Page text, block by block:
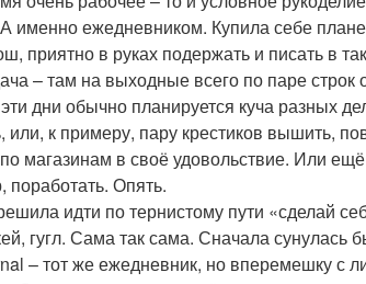
именно ежедневником. Купила себе
приятно в руках подержать и писать в
– там на выходные всего по паре строк
дни обычно планируется куча разных
или, к примеру, пару крестиков вышить,
магазинам в своё удовольствие. Или
поработать. Опять.
идти по тернистому пути «сделай
гугл. Сама так сама. Сначала сунулась
– тот же ежедневник, но вперемешку с